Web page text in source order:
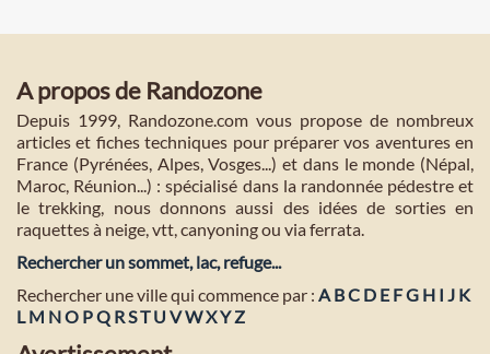
A propos de Randozone
Depuis 1999, Randozone.com vous propose de nombreux
articles et fiches techniques pour préparer vos aventures en
France (Pyrénées, Alpes, Vosges...) et dans le monde (Népal,
Maroc, Réunion...) : spécialisé dans la randonnée pédestre et
le trekking, nous donnons aussi des idées de sorties en
raquettes à neige, vtt, canyoning ou via ferrata.
Rechercher un sommet, lac, refuge...
Rechercher une ville qui commence par : A BC D E FG H I J K
L M NO PQ RST U VWXYZ